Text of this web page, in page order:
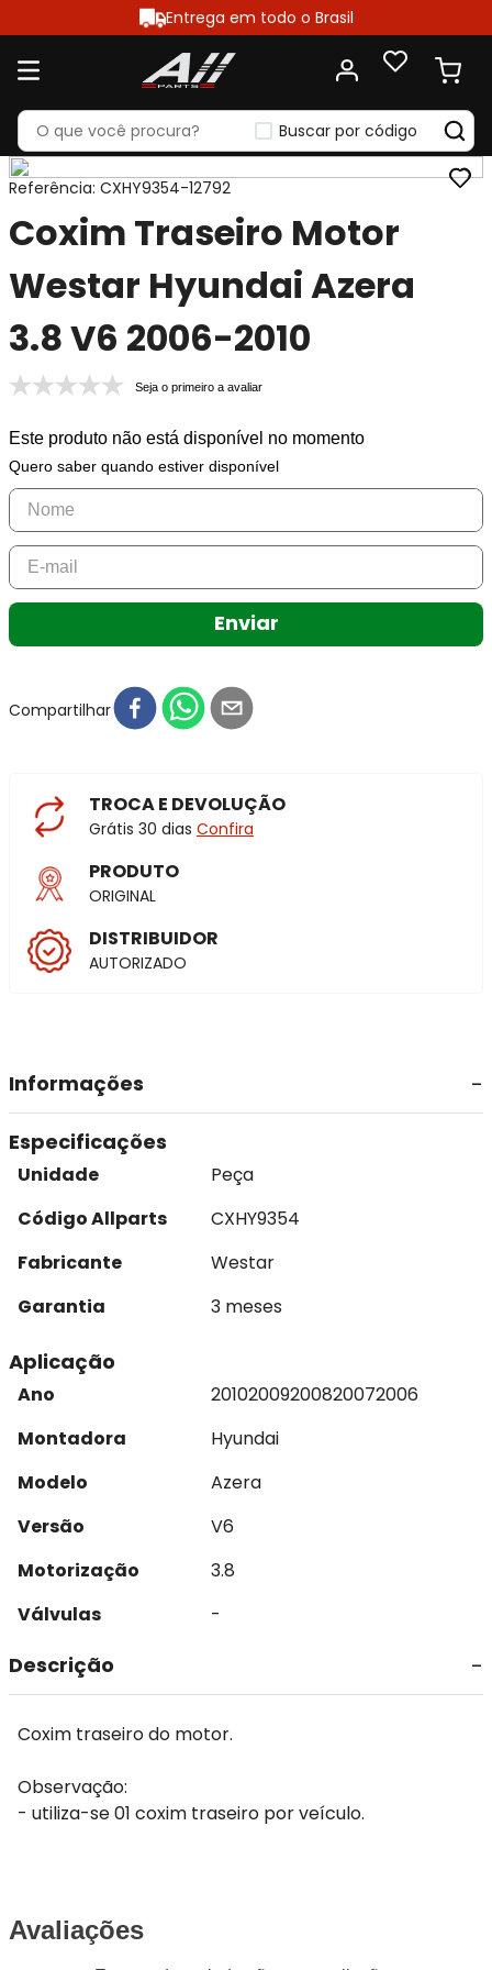
Entrega em todo o Brasil
Buscar por código
Referência: CXHY9354-12792
Coxim Traseiro Motor
Westar Hyundai Azera
3.8 V6 2006-2010
Seja o primeiro a avaliar
Este produto não está disponível no momento
Quero saber quando estiver disponível
Enviar
Compartilhar
TROCA E DEVOLUÇÃO
Grátis 30 dias Confira
PRODUTO
ORIGINAL
DISTRIBUIDOR
AUTORIZADO
Informações
Especificações
Unidade
Peça
Código Allparts
CXHY9354
Fabricante
Westar
Garantia
3 meses
Aplicação
Ano 20102009200820072006
Montadora
Hyundai
Modelo
Azera
Versão
V6
Motorização
3.8
Válvulas
-
Descrição
Coxim traseiro do motor.
Observação:
- utiliza-se 01 coxim traseiro por veículo.
Avaliações